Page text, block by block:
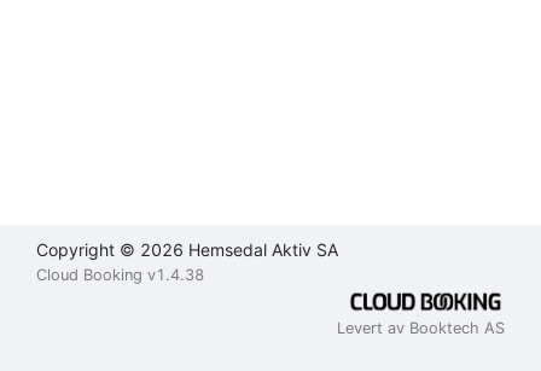
Copyright © 2026 Hemsedal Aktiv SA
Cloud Booking v1.4.38
Levert av Booktech AS